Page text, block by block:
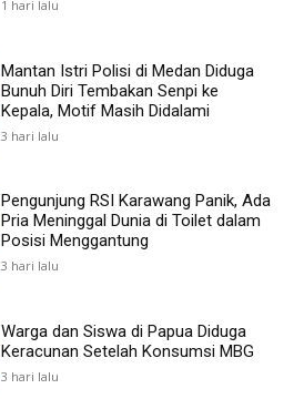
1 hari lalu
Mantan Istri Polisi di Medan Diduga
Bunuh Diri Tembakan Senpi ke
Kepala, Motif Masih Didalami
3 hari lalu
Pengunjung RSI Karawang Panik, Ada
Pria Meninggal Dunia di Toilet dalam
Posisi Menggantung
3 hari lalu
Warga dan Siswa di Papua Diduga
Keracunan Setelah Konsumsi MBG
3 hari lalu